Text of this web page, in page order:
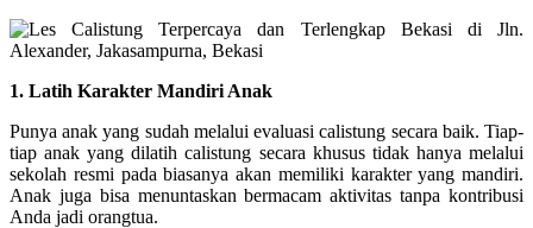
1. Latih Karakter Mandiri Anak
Punya anak yang sudah melalui evaluasi calistung secara baik. Tiap-
tiap anak yang dilatih calistung secara khusus tidak hanya melalui
sekolah resmi pada biasanya akan memiliki karakter yang mandiri.
Anak juga bisa menuntaskan bermacam aktivitas tanpa kontribusi
Anda jadi orangtua.